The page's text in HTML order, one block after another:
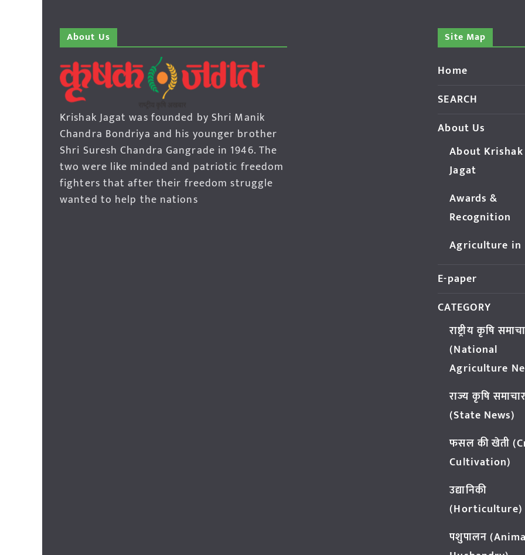
About Us
Krishak Jagat was founded by Shri Manik
Chandra Bondriya and his younger brother
Shri Suresh Chandra Gangrade in 1946. The
two were like minded and patriotic freedom
fighters that after their freedom struggle
wanted to help the nations
Site Map
Home
SEARCH
About Us
About Krishak
Jagat
Awards &
Recognition
Agriculture in
E-paper
CATEGORY
राष्ट्रीय कृषि
(National
Agriculture
राज्य कृषि
(State News)
फसल की खेती
Cultivation)
उद्यानिकी
(Horticulture)
पशुपालन